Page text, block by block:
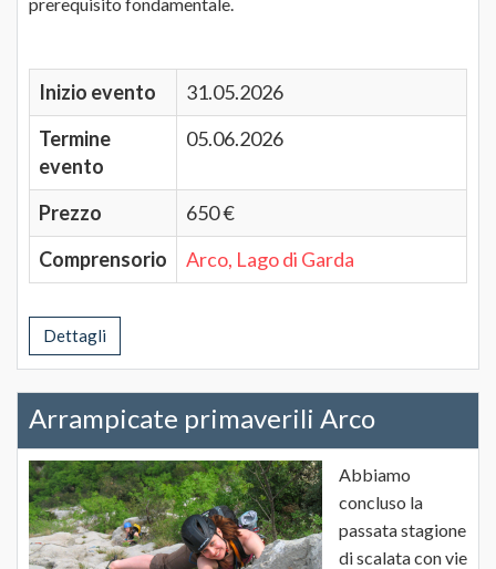
Inizio evento
31.05.2026
Termine
evento
05.06.2026
Prezzo
650 €
Comprensorio
Arco, Lago di Garda
Dettagli
Arrampicate primaverili Arco
Abbiamo
concluso la
passata stagione
di scalata con vie